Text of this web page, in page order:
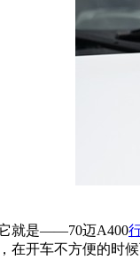
就是——70迈A400
开车不方便的时候